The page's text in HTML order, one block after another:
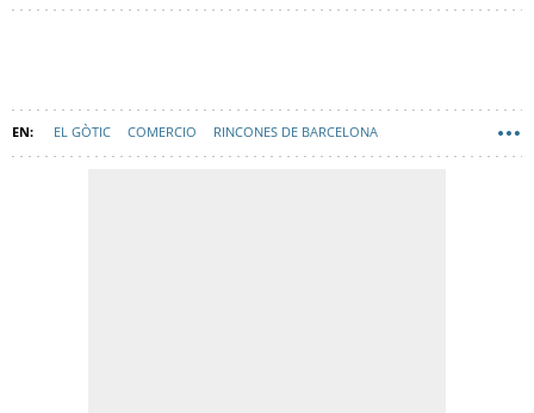
EL GÒTIC COMERCIO RINCONES DE BARCELONA